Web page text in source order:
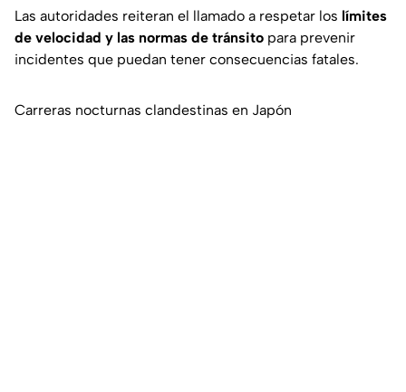
Las autoridades reiteran el llamado a respetar los límites
de velocidad y las normas de tránsito para prevenir
incidentes que puedan tener consecuencias fatales.
Carreras nocturnas clandestinas en Japón